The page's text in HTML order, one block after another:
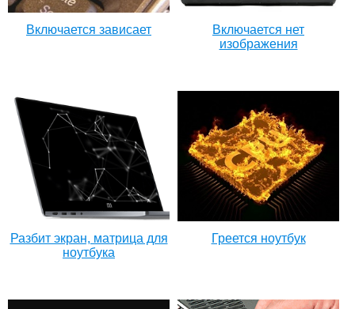
Включается зависает
Включается нет
изображения
Разбит экран, матрица для
ноутбука
Греется ноутбук